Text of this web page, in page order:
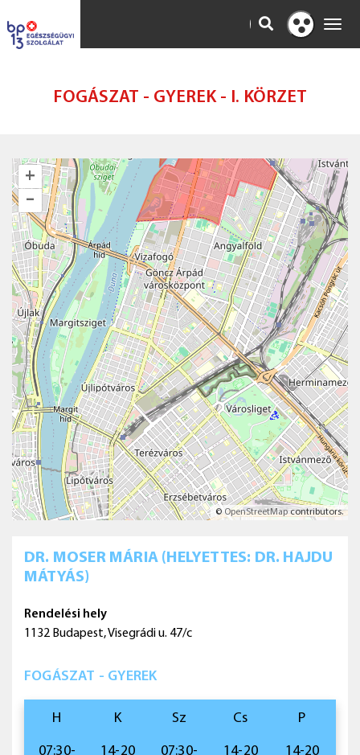
KERESÉS
Kontraszt
nézet
FOGÁSZAT - GYEREK - I. KÖRZET
+
–
©OpenStreetMapcontributors.
DR. MOSER MÁRIA (HELYETTES: DR. HAJDU
MÁTYÁS)
Rendelési hely
1132 Budapest, Visegrádi u. 47/c
FOGÁSZAT - GYEREK
H K Sz Cs P
07:30-
14-20
07:30-
14-20 14-20